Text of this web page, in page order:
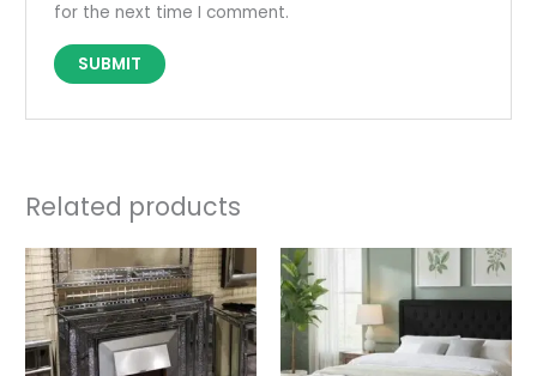
for the next time I comment.
Related products